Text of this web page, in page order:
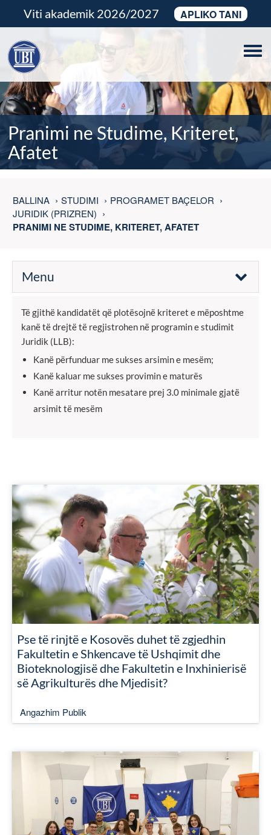
Viti akademik 2026/2027 APLIKO TANI
Pranimi ne Studime, Kriteret,
Afatet
BALLINA STUDIMI
PROGRAMET BAÇELOR
JURIDIK (PRIZREN)
PRANIMI NE STUDIME, KRITERET, AFATET
Menu
Të gjithë kandidatët që plotësojnë kriteret e mëposhtme
kanë të drejtë të regjistrohen në programin e studimit
Juridik (LLB):
Kanë përfunduar me sukses arsimin e mesëm;
Kanë kaluar me sukses provimin e maturës
Kanë arritur notën mesatare prej 3.0 minimale gjatë
arsimit të mesëm
Pse të rinjtë e Kosovës duhet të zgjedhin
Fakultetin e Shkencave të Ushqimit dhe
Bioteknologjisë dhe Fakultetin e Inxhinierisë
së Agrikulturës dhe Mjedisit?
Angazhim Publik